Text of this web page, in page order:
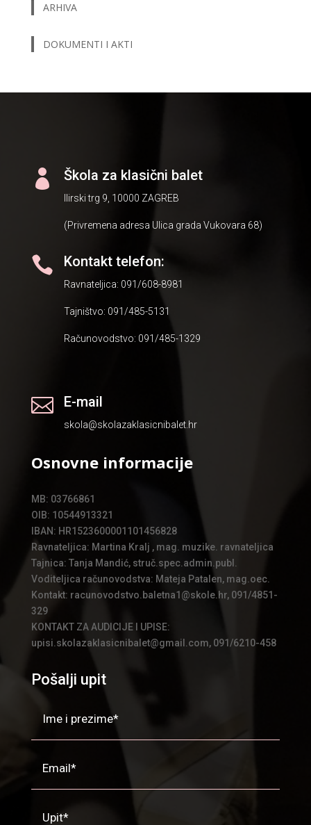
ARHIVA
DOKUMENTI I AKTI
 Škola za klasični balet
Ilirski trg 9, 10000 ZAGREB
(Privremena adresa Ulica grada Vukovara 68)
 Kontakt telefon:
Ravnateljica: 091/608-8981
Tajništvo: 091/485-5131
Računovodstvo: 091/485-1329
 E-mail
skola@skolazaklasicnibalet.hr
Osnovne informacije
MB: 03766861
OIB: 10544913321
IBAN: HR1523600001101456828
Ravnateljica: Martina Kralj , mag. muzike. ravnateljica
Tajnica: Tanja Mandić, struč.spec.admin.publ.
Voditeljica računovodstva: Mateja Patalen, mag.oec.
Kontakt: racunovodstvo.baletna1@skole.hr, 091/4851-
329
KONTAKT ZA AUDICIJE I UPISE:
upisi.skolazaklasicnibalet@gmail.com, 091/6210-458
Pošalji upit